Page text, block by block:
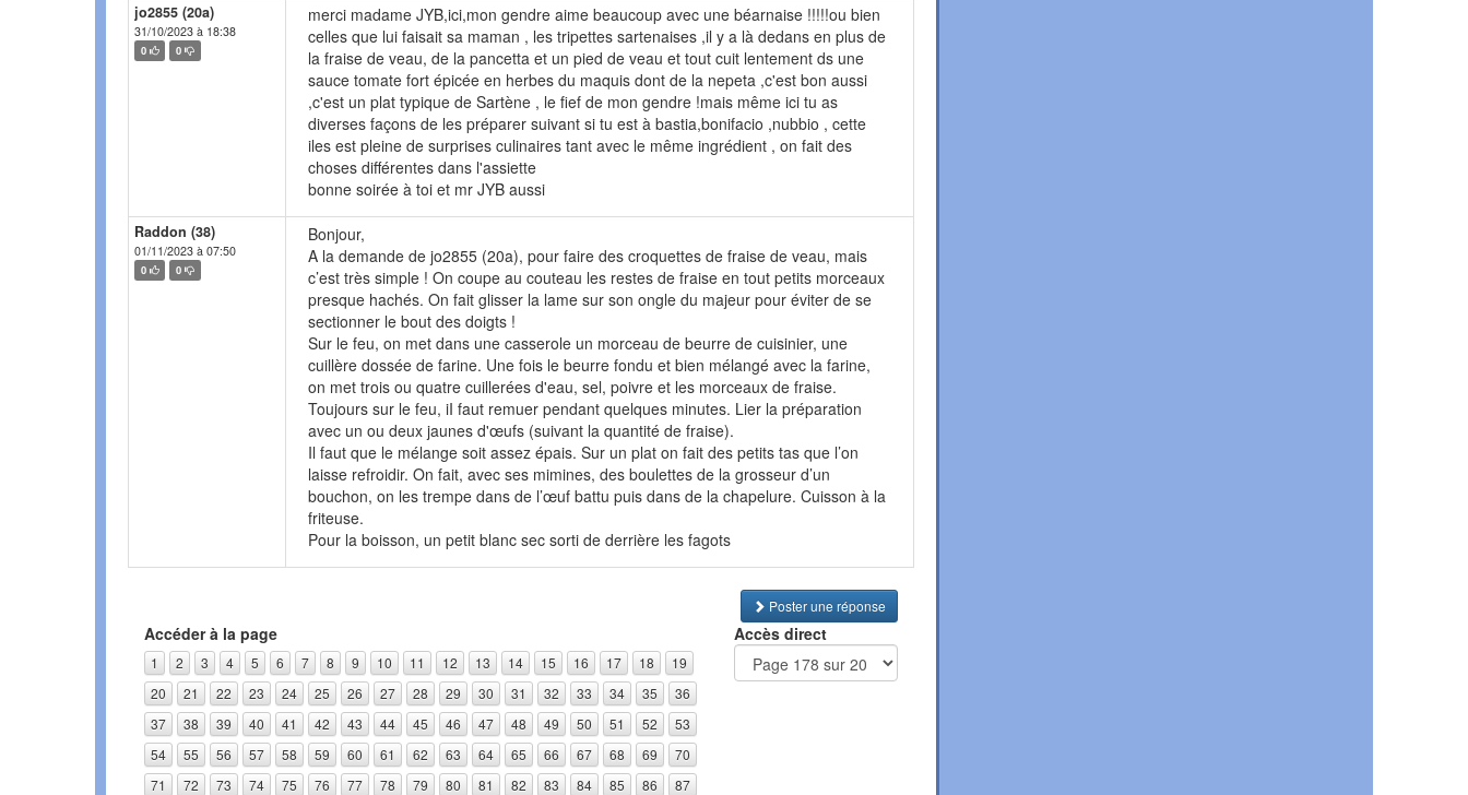
jo2855 (20a)
31/10/2023 à 18:38
0 0
merci madame JYB,ici,mon gendre aime beaucoup avec une béarnaise !!!!!ou bien
celles que lui faisait sa maman , les tripettes sartenaises ,il y a là dedans en plus de
la fraise de veau, de la pancetta et un pied de veau et tout cuit lentement ds une
sauce tomate fort épicée en herbes du maquis dont de la nepeta ,c'est bon aussi
,c'est un plat typique de Sartène , le fief de mon gendre !mais même ici tu as
diverses façons de les préparer suivant si tu est à bastia,bonifacio ,nubbio , cette
iles est pleine de surprises culinaires tant avec le même ingrédient , on fait des
choses différentes dans l'assiette
bonne soirée à toi et mr JYB aussi
Raddon (38)
01/11/2023 à 07:50
0 0
Bonjour,
A la demande de jo2855 (20a), pour faire des croquettes de fraise de veau, mais
c’est très simple ! On coupe au couteau les restes de fraise en tout petits morceaux
presque hachés. On fait glisser la lame sur son ongle du majeur pour éviter de se
sectionner le bout des doigts !
Sur le feu, on met dans une casserole un morceau de beurre de cuisinier, une
cuillère dossée de farine. Une fois le beurre fondu et bien mélangé avec la farine,
on met trois ou quatre cuillerées d'eau, sel, poivre et les morceaux de fraise.
Toujours sur le feu, iI faut remuer pendant quelques minutes. Lier la préparation
avec un ou deux jaunes d'œufs (suivant la quantité de fraise).
Il faut que le mélange soit assez épais. Sur un plat on fait des petits tas que l’on
laisse refroidir. On fait, avec ses mimines, des boulettes de la grosseur d’un
bouchon, on les trempe dans de l’œuf battu puis dans de la chapelure. Cuisson à la
friteuse.
Pour la boisson, un petit blanc sec sorti de derrière les fagots
Poster une réponse
Accéder à la page
1 2 3 4 5 6 7 8 9 10 11 12 13 14 15 16 17 18
19
20
21 22 23 24 25 26 27 28 29 30 31 32 33 34 35
36
37
38 39 40 41 42 43 44 45 46 47 48 49 50 51 52
53
54
55 56 57 58 59 60 61 62 63 64 65 66 67 68 69
70
71
72 73 74 75 76 77 78 79 80 81 82 83 84 85 86
87
Accès direct